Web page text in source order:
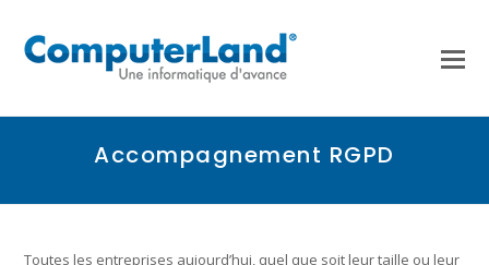
Accompagnement RGPD
Toutes les entreprises aujourd’hui, quel que soit leur taille ou leur